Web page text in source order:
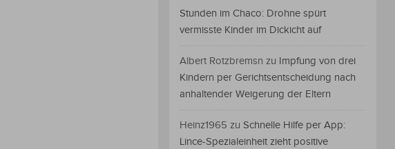
Stunden im Chaco: Drohne spürt
vermisste Kinder im Dickicht auf
Albert Rotzbremsn zu Impfung von drei
Kindern per Gerichtsentscheidung nach
anhaltender Weigerung der Eltern
Heinz1965 zu Schnelle Hilfe per App:
Lince-Spezialeinheit zieht positive